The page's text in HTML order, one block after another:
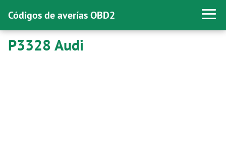
Códigos de averías OBD2
P3328 Audi